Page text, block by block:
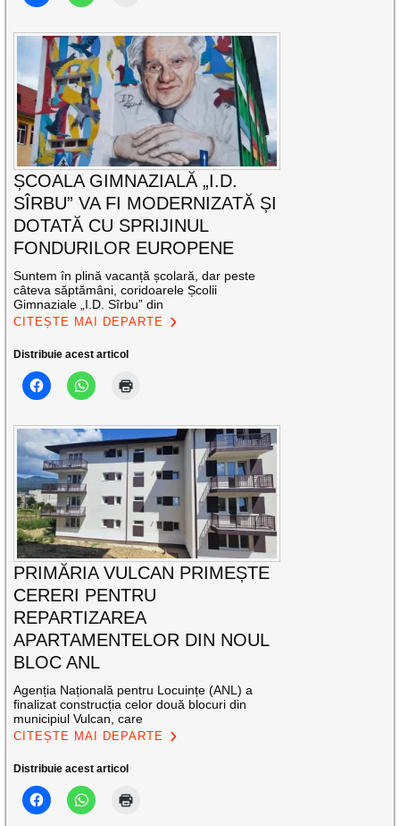
ȘCOALA GIMNAZIALĂ „I.D.
SÎRBU” VA FI MODERNIZATĂ ȘI
DOTATĂ CU SPRIJINUL
FONDURILOR EUROPENE
Suntem în plină vacanță școlară, dar peste
câteva săptămâni, coridoarele Școlii
Gimnaziale „I.D. Sîrbu” din
CITEȘTE MAI DEPARTE
Distribuie acest articol
PRIMĂRIA VULCAN PRIMEȘTE
CERERI PENTRU
REPARTIZAREA
APARTAMENTELOR DIN NOUL
BLOC ANL
Agenția Națională pentru Locuințe (ANL) a
finalizat construcția celor două blocuri din
municipiul Vulcan, care
CITEȘTE MAI DEPARTE
Distribuie acest articol